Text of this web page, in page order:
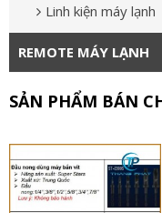
Linh kiện máy lạnh
REMOTE MÁY LẠNH
SẢN PHẨM BÁN